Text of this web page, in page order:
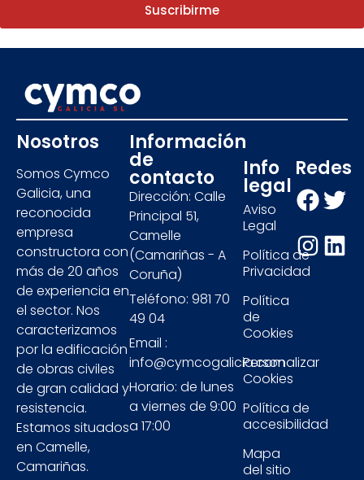
Suscribirme
Nosotros
Somos Cymco
Galicia, una
reconocida
empresa
constructora con
más de 20 años
de experiencia en
el sector. Nos
caracterizamos
por la edificación
de obras civiles
de gran calidad y
resistencia.
Estamos situados
en Camelle,
Camariñas.
Información
de
contacto
Dirección: Calle
Principal 51,
Camelle
(Camariñas - A
Coruña)
Teléfono: 981 70
49 04
Email :
info@cymcogalicia.com
Horario: de lunes
a viernes de 9:00
a 17:00
Info
legal
Aviso
Legal
Política de
Privacidad
Política
de
Cookies
Personalizar
Cookies
Política de
accesibilidad
Mapa
del sitio
Redes